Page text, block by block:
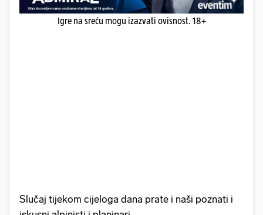
Igre na sreću mogu izazvati ovisnost. 18+
Slučaj tijekom cijeloga dana prate i naši poznati i